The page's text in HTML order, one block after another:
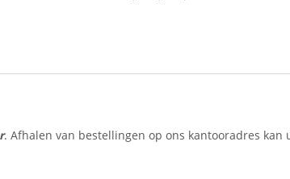
. Afhalen van bestellingen op ons kantooradres